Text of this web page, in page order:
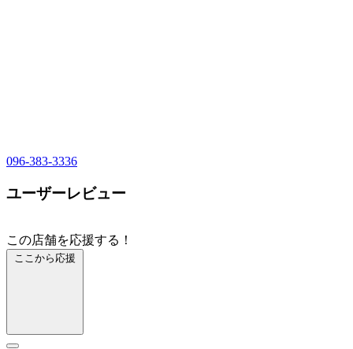
096-383-3336
ユーザーレビュー
この店舗を応援する！
ここから応援